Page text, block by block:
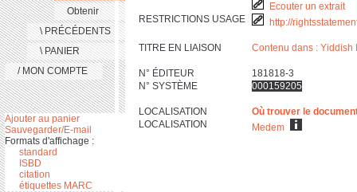
Obtenir
\ PRÉCÉDENTS
\ PANIER
/ MON COMPTE
Ajouter au panier
Sauvegarder/E-mail
Formats d'affichage :
standard
ISBD
citation
étiquettes MARC
Ecouter un extrait
RESTRICTIONS USAGE
http://
TITRE EN LIAISON Contenu dans : Yiddish
N° ÉDITEUR
181818-3
N° SYSTÈME
000159205
LOCALISATION
Où trouver le
LOCALISATION
Medem